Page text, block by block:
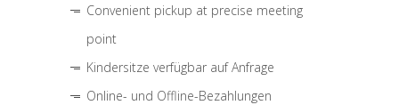
Convenient pickup at precise meeting
point
Kindersitze verfügbar auf Anfrage
Online- und Offline-Bezahlungen